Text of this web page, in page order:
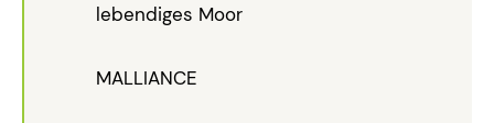
lebendiges Moor
MALLIANCE